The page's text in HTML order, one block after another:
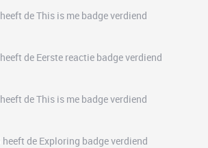
heeft de This is me badge verdiend
heeft de Eerste reactie badge verdiend
heeft de This is me badge verdiend
heeft de Exploring badge verdiend